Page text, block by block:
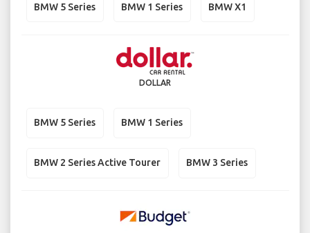
BMW 5 Series BMW 1 Series BMW X1
DOLLAR
BMW 5 Series BMW 1 Series
BMW 2 Series Active Tourer BMW 3 Series